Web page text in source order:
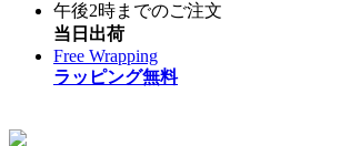
午後2時までのご注文
当日出荷
Free Wrapping
ラッピング無料